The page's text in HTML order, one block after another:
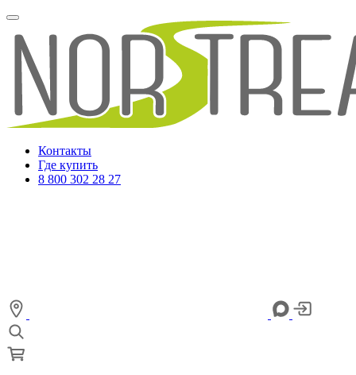
Контакты
Где купить
8 800 302 28 27